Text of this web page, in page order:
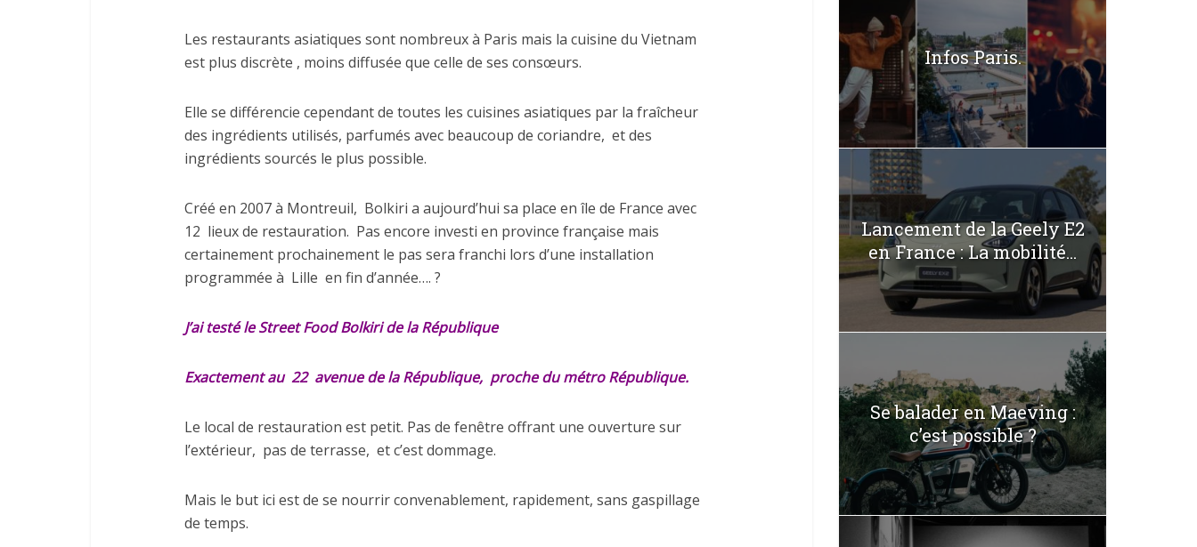
Les restaurants asiatiques sont nombreux à Paris mais la cuisine du Vietnam
est plus discrète , moins diffusée que celle de ses consœurs.
Elle se différencie cependant de toutes les cuisines asiatiques par la fraîcheur
des ingrédients utilisés, parfumés avec beaucoup de coriandre, et des
ingrédients sourcés le plus possible.
Créé en 2007 à Montreuil, Bolkiri a aujourd’hui sa place en île de France avec
12 lieux de restauration. Pas encore investi en province française mais
certainement prochainement le pas sera franchi lors d’une installation
programmée à Lille en fin d’année…. ?
J’ai testé le Street Food Bolkiri de la République
Exactement au 22 avenue de la République, proche du métro République.
Le local de restauration est petit. Pas de fenêtre offrant une ouverture sur
l’extérieur, pas de terrasse, et c’est dommage.
Mais le but ici est de se nourrir convenablement, rapidement, sans gaspillage
de temps.
Infos Paris.
Lancement de la Geely E2
en France : La mobilité...
Se balader en Maeving :
c’est possible ?